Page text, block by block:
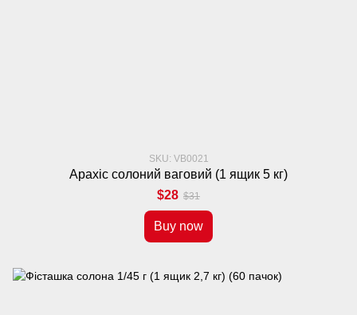
SKU: VB0021
Арахіс солоний ваговий (1 ящик 5 кг)
$28 $31
Buy now